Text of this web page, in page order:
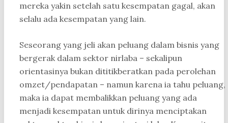
mereka yakin setelah satu kesempatan gagal, akan
selalu ada kesempatan yang lain.
Seseorang yang jeli akan peluang dalam bisnis yang
bergerak dalam sektor nirlaba – sekalipun
orientasinya bukan dititikberatkan pada perolehan
omzet/pendapatan – namun karena ia tahu peluang,
maka ia dapat membalikkan peluang yang ada
menjadi kesempatan untuk dirinya menciptakan